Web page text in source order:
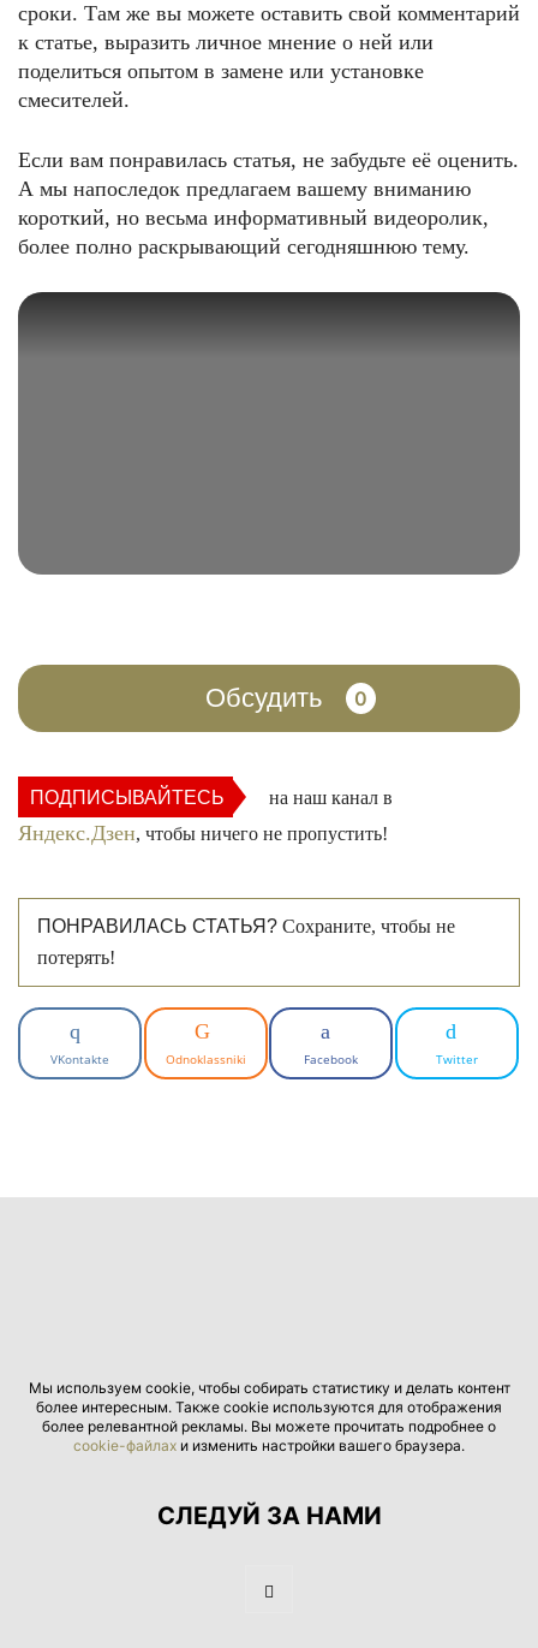
сроки. Там же вы можете оставить свой комментарий
к статье, выразить личное мнение о ней или
поделиться опытом в замене или установке
смесителей.
Если вам понравилась статья, не забудьте её оценить.
А мы напоследок предлагаем вашему вниманию
короткий, но весьма информативный видеоролик,
более полно раскрывающий сегодняшнюю тему.
Обсудить 0
ПОДПИСЫВАЙТЕСЬ на наш канал в
Яндекс.Дзен, чтобы ничего не пропустить!
ПОНРАВИЛАСЬ СТАТЬЯ? Сохраните, чтобы не
потерять!
VKontakte Odnoklassniki Facebook Twitter
Мы используем cookie, чтобы собирать статистику и делать контент
более интересным. Также cookie используются для отображения
более релевантной рекламы. Вы можете прочитать подробнее о
cookie-файлах и изменить настройки вашего браузера.
СЛЕДУЙ ЗА НАМИ